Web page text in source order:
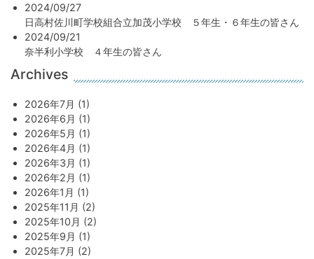
2024/09/27
日高村佐川町学校組合立加茂小学校 ５年生・６年生の皆さん
2024/09/21
奈半利小学校 ４年生の皆さん
Archives
2026年7月 (1)
2026年6月 (1)
2026年5月 (1)
2026年4月 (1)
2026年3月 (1)
2026年2月 (1)
2026年1月 (1)
2025年11月 (2)
2025年10月 (2)
2025年9月 (1)
2025年7月 (2)